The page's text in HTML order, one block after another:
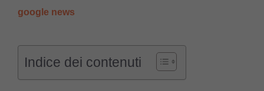
google news
Indice dei contenuti